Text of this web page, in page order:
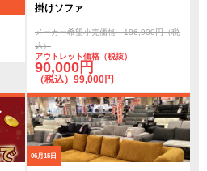
掛けソファ
メーカー希望小売価格 186,900円（税
込）
アウトレット価格（税抜）
90,000円
（税込）99,000円
06月15日